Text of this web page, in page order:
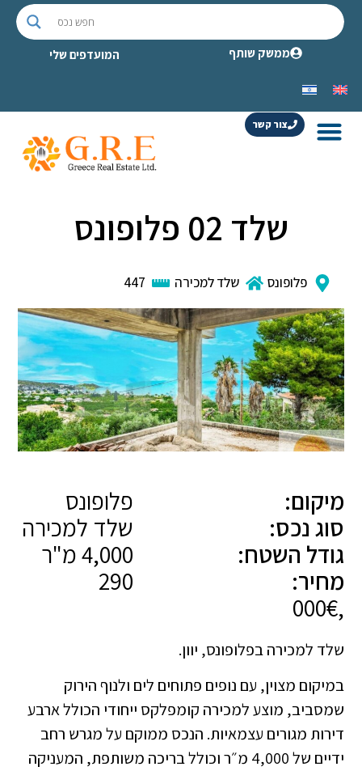
ממשק שותף המועדפים שלי
צור קשר
שלד 02 פלופונס
פלופונס שלד למכירה 447
מיקום:
פלופונס
סוג נכס:
שלד למכירה
גודל השטח:
מחיר:
,000€
שלד למכירה בפלופונס, יוון.
במיקום מצוין, עם נופים פתוחים לים ולנוף הירוק
שמסביב, מוצע למכירה קומפלקס ייחודי הכולל ארבע
דירות מגורים עצמאיות. הנכס ממוקם על מגרש רחב
ידיים של 4,000 מ״ר וכולל בריכה משותפת, המעניקה